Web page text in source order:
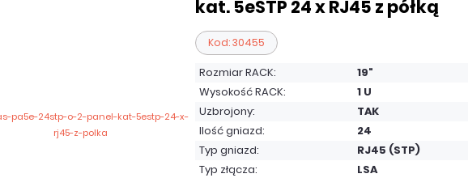
kat. 5eSTP 24 x RJ45 z półką
Kod: 30455
Rozmiar RACK:
19"
Wysokość RACK:
1 U
Uzbrojony:
TAK
Ilość gniazd:
24
Typ gniazd:
RJ45 (STP)
Typ złącza:
LSA